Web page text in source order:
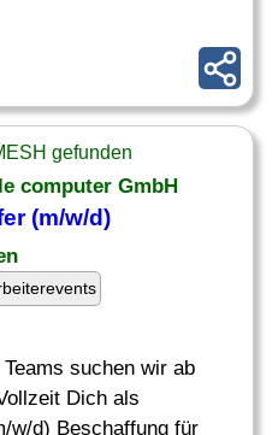
gefunden
computer GmbH
(m/w/d)
suchen wir ab
Dich als
w/d) Beschaffung für